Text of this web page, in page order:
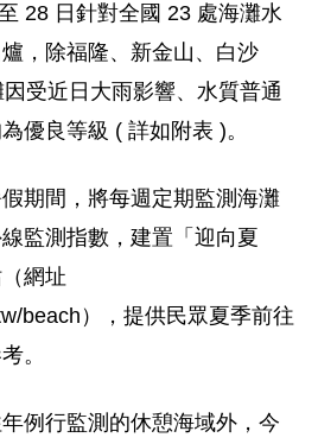
28 日針對全國 23 處海灘水
，除福隆、新金山、白沙
受近日大雨影響、水質普通
優良等級 ( 詳如附表 )。
期間，將每週定期監測海灘
監測指數，建置「迎向夏
網址
beach），提供民眾夏季前往
。
例行監測的休憩海域外，今